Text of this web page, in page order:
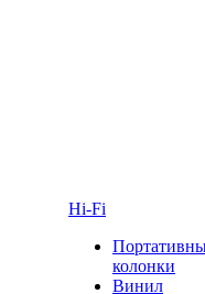
Hi-Fi
колонки
Винил